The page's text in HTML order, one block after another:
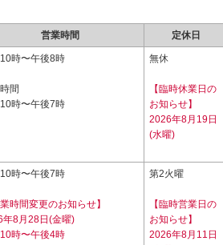
営業時間 定休日
時〜午後8時
間
時〜午後7時
無休
【臨時休業日の
お知らせ】
2026年8月19日
(水曜)
時〜午後7時
業時間変更のお知らせ】
年8月28日(金曜)
時〜午後4時
第2火曜
【臨時営業日の
お知らせ】
2026年8月11日